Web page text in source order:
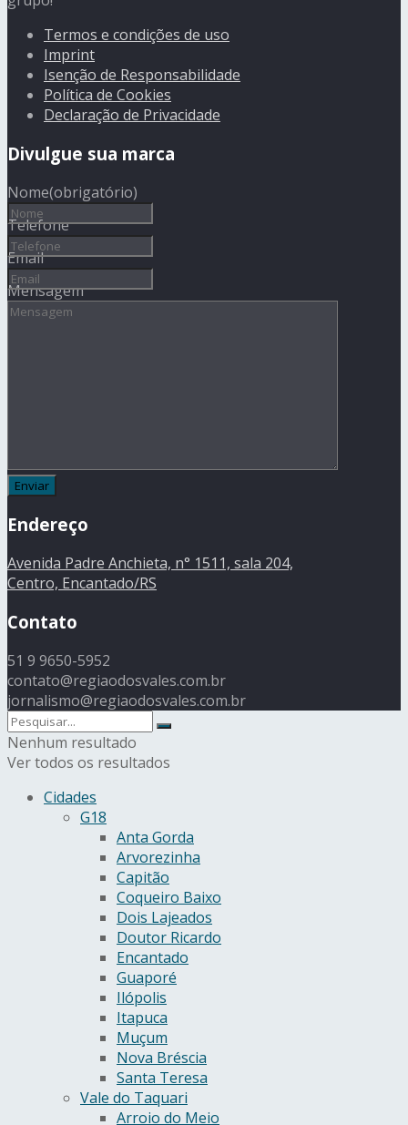
Termos e condições de uso
Imprint
Isenção de Responsabilidade
Política de Cookies
Declaração de Privacidade
Divulgue sua marca
Nome(obrigatório)
Telefone
Email
Mensagem
Endereço
Avenida Padre Anchieta, n° 1511, sala 204,
Centro, Encantado/RS
Contato
51 9 9650-5952
contato@regiaodosvales.com.br
jornalismo@regiaodosvales.com.br
Nenhum resultado
Ver todos os resultados
Cidades
G18
Anta Gorda
Arvorezinha
Capitão
Coqueiro Baixo
Dois Lajeados
Doutor Ricardo
Encantado
Guaporé
Ilópolis
Itapuca
Muçum
Nova Bréscia
Santa Teresa
Vale do Taquari
Arroio do Meio